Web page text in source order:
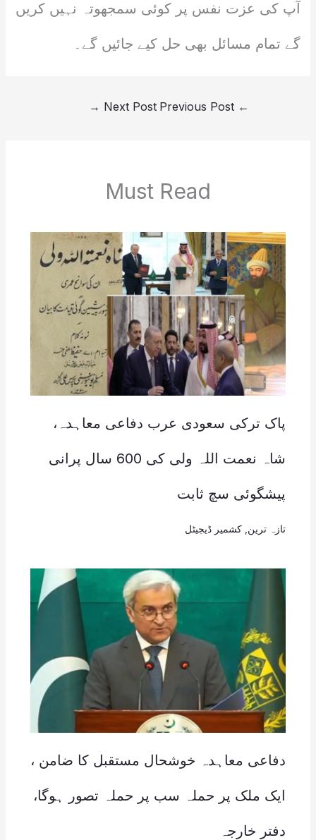
آپ کی عزت نفس پر کوئی سمجھوتہ نہیں کریں
گے تمام مسائل بھی حل کیے جائیں گے۔
←
Next Post
→
Must Read
پاک ترکی سعودی عرب دفاعی معاہدہ،
شاہ نعمت اللہ ولی کی 600 سال پرانی
پیشگوئی سچ ثابت
تازہ ترین کشمیر ڈیجیٹل
دفاعی معاہدہ خوشحال مستقبل کا ضامن ،
ایک ملک پر حملہ سب پر حملہ تصور ہوگا،
دفتر خارجہ